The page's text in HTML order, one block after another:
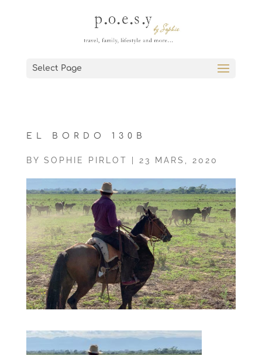
Select Page
EL BORDO 130B
BY SOPHIE PIRLOT 23 MARS, 2020